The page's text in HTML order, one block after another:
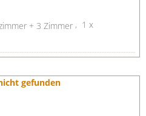
, 1 x